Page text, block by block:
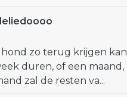
hond zo terug krijgen kan
duren, of een maand,
zal de resten va...